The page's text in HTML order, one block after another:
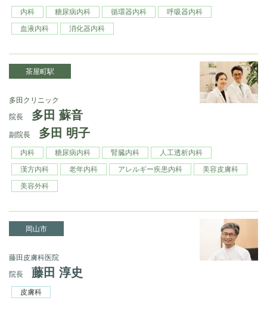
内科 糖尿病内科 循環器内科
呼吸器内科
血液内科
消化器内科
茶屋町駅
多田クリニック
院長
多田 蘇音
副院長 多田 明子
内科 糖尿病内科 腎臓内科
人工透析内科
漢方内科
老年内科 アレルギー疾患内科
美容皮膚科
美容外科
岡山市
藤田皮膚科医院
院長
藤田 淳史
皮膚科